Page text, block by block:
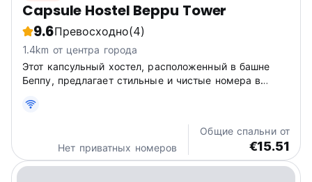
Capsule Hostel Beppu Tower
9.6Превосходно(4)
1.4km от центра города
Этот капсульный хостел, расположенный в башне
Беппу, предлагает стильные и чистые номера в
террасой на крыше, барбекю, сауной и социальной
атмосферой. (Auto-translated from original language)
Нет приватных номеров
Общие спальни от
€15.51